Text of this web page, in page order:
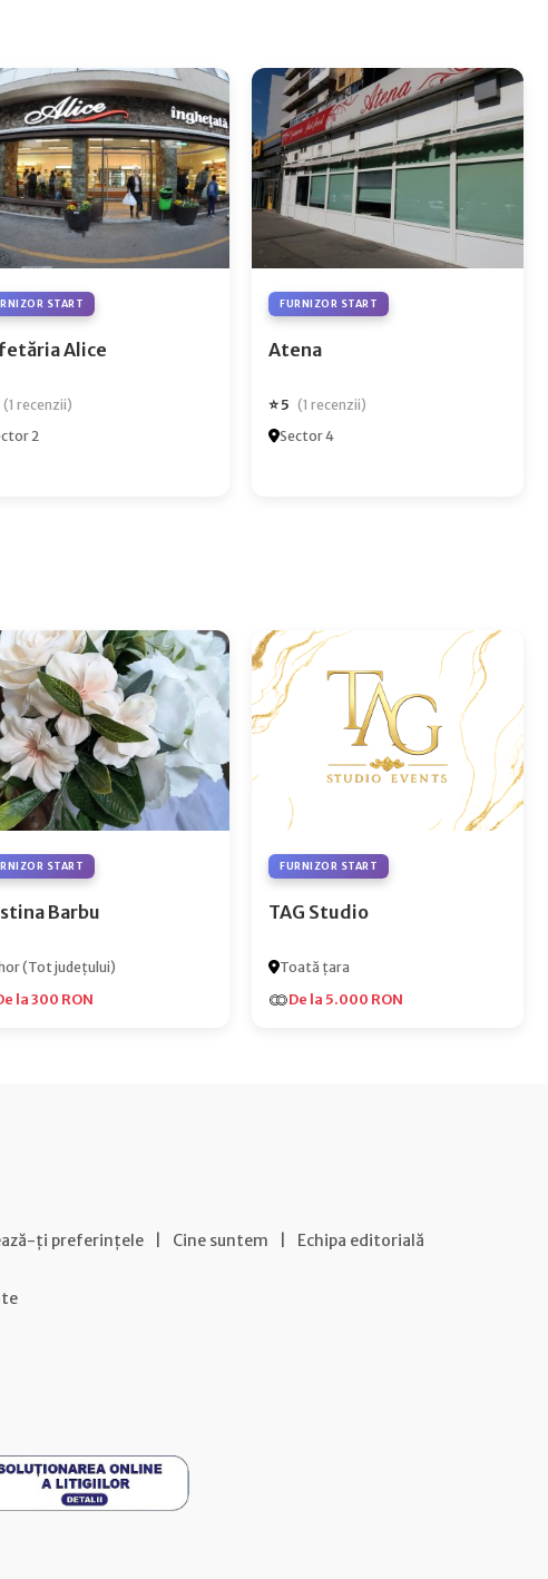
START
Alice
(1 recenzii)
2
FURNIZOR START
Atena
⭐ 5 (1 recenzii)
Sector 4
START
Barbu
(Tot județului)
la 300 RON
FURNIZOR START
TAG Studio
Toată țara
De la 5.000 RON
ți preferințele Cine suntem Echipa editorială